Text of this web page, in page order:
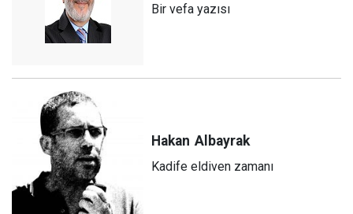
Bir vefa yazısı
Hakan Albayrak
Kadife eldiven zamanı